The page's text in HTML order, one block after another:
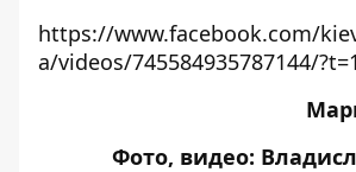
https://www.facebook.com/
a/videos/745584935787144/?t=1
Фото, видео: